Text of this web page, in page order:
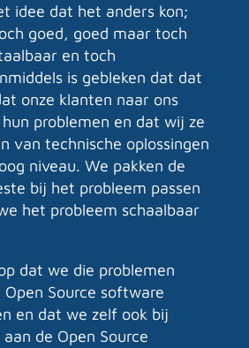
idee dat het anders kon;
goed, goed maar toch
en toch
is gebleken dat dat
onze klanten naar ons
problemen en dat wij ze
van technische oplossingen
niveau. We pakken de
bij het probleem passen
het probleem schaalbaar
dat we die problemen
Source software
en dat we zelf ook bij
de Open Source